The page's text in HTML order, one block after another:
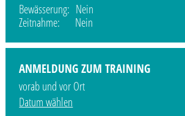
Bewässerung: Nein
Zeitnahme: Nein
ANMELDUNG ZUM TRAINING
vorab und vor Ort
Datum wählen